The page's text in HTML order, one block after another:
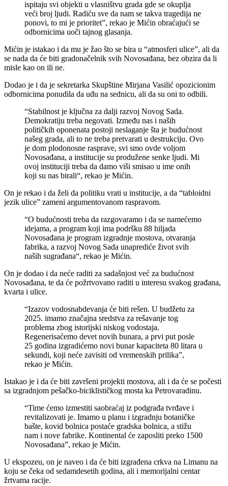
ispitaju svi objekti u vlasništvu grada gde se okuplja
veći broj ljudi. Radiću sve da nam se takva tragedija ne
ponovi, to mi je prioritet”, rekao je Mićin obraćajući se
odbornicima uoči tajnog glasanja.
Mićin je istakao i da mu je žao što se bira u “atmosferi ulice”, ali da
se nada da će biti gradonačelnik svih Novosađana, bez obzira da li
misle kao on ili ne.
Dodao je i da je sekretarka Skupštine Mirjana Vasilić opozicionim
odbornicima ponudila da uđu na sednicu, ali da su oni to odbili.
“Stabilnost je ključna za dalji razvoj Novog Sada.
Demokratiju treba negovati. Između nas i naših
političkih oponenata postoji neslaganje šta je budućnost
našeg grada, ali to ne treba pretvarati u destrukciju. Ovo
je dom plodonosne rasprave, svi smo ovde voljom
Novosađana, a institucije su produžene senke ljudi. Mi
ovoj instituciji treba da damo viši smisao u ime onih
koji su nas birali“, rekao je Mićin.
On je rekao i da želi da politiku vrati u institucije, a da “tabloidni
jezik ulice” zameni argumentovanom raspravom.
“O budućnosti treba da razgovaramo i da se namećemo
idejama, a program koji ima podršku 88 hiljada
Novosađana je program izgradnje mostova, otvaranja
fabrika, a razvoj Novog Sada unaprediće život svih
naših sugrađana“, rekao je Mićin.
On je dodao i da neće raditi za sadašnjost već za budućnost
Novosađana, te da će požrtvovano raditi u interesu svakog građana,
kvarta i ulice.
“Izazov vodosnabdevanja će biti rešen. U budžetu za
2025. imamo značajna sredstva za rešavanje tog
problema zbog istorijski niskog vodostaja.
Regenerisaćemo devet novih bunara, a prvi put posle
25 godina izgradićemo novi bunar kapaciteta 80 litara u
sekundi, koji neće zavisiti od vremenskih prilika”,
rekao je Mićin.
Istakao je i da će biti završeni projekti mostova, ali i da će se počesti
sa izgradnjom pešačko-biciklističkog mosta ka Petrovaradinu.
“Time ćemo izmestiti saobraćaj iz podgrađa tvrđave i
revitalizovati je. Imamo u planu i izgradnju botaničke
bašte, kovid bolnica postaće gradska bolnica, a stižu
nam i nove fabrike. Kontinental će zaposliti preko 1500
Novosađana”, rekao je Mićin.
U ekspozeu, on je naveo i da će biti izgrađena crkva na Limanu na
koju se čeka od sedamdesetih godina, ali i memorijalni centar
žrtvama racije.